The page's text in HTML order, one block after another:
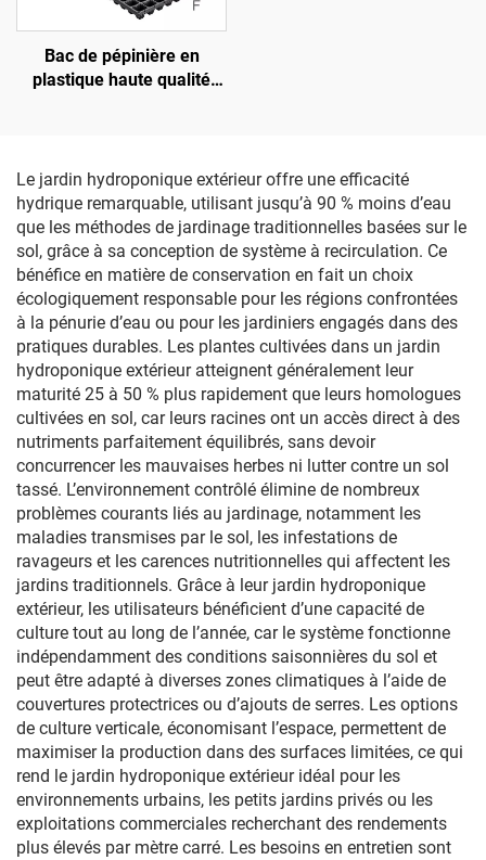
Bac de pépinière en
plastique haute qualité
Le jardin hydroponique extérieur offre une efficacité
hydrique remarquable, utilisant jusqu’à 90 % moins d’eau
que les méthodes de jardinage traditionnelles basées sur le
sol, grâce à sa conception de système à recirculation. Ce
bénéfice en matière de conservation en fait un choix
écologiquement responsable pour les régions confrontées
à la pénurie d’eau ou pour les jardiniers engagés dans des
pratiques durables. Les plantes cultivées dans un jardin
hydroponique extérieur atteignent généralement leur
maturité 25 à 50 % plus rapidement que leurs homologues
cultivées en sol, car leurs racines ont un accès direct à des
nutriments parfaitement équilibrés, sans devoir
concurrencer les mauvaises herbes ni lutter contre un sol
tassé. L’environnement contrôlé élimine de nombreux
problèmes courants liés au jardinage, notamment les
maladies transmises par le sol, les infestations de
ravageurs et les carences nutritionnelles qui affectent les
jardins traditionnels. Grâce à leur jardin hydroponique
extérieur, les utilisateurs bénéficient d’une capacité de
culture tout au long de l’année, car le système fonctionne
indépendamment des conditions saisonnières du sol et
peut être adapté à diverses zones climatiques à l’aide de
couvertures protectrices ou d’ajouts de serres. Les options
de culture verticale, économisant l’espace, permettent de
maximiser la production dans des surfaces limitées, ce qui
rend le jardin hydroponique extérieur idéal pour les
environnements urbains, les petits jardins privés ou les
exploitations commerciales recherchant des rendements
plus élevés par mètre carré. Les besoins en entretien sont